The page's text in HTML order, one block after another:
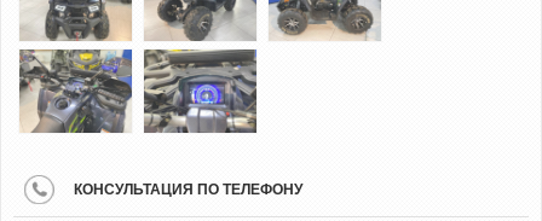
КОНСУЛЬТАЦИЯ ПО ТЕЛЕФОНУ